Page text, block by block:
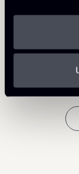
Release-